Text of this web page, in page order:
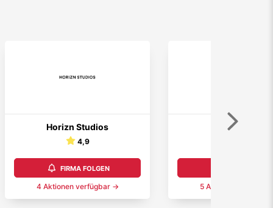
Horizn Studios
4,9
FIRMA FOLGEN
4 Aktionen verfügbar →
AEG
5 Aktionen